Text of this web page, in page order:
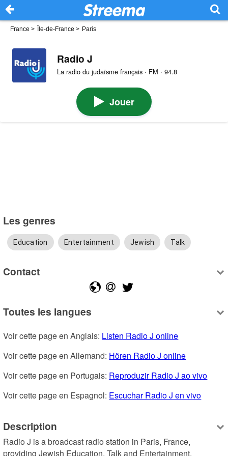
France > Île-de-France > Paris
Radio J
La radio du judaïsme français · FM · 94.8
Jouer
Les genres
Education Entertainment Jewish Talk
Contact
Toutes les langues
Voir cette page en Anglais: Listen Radio J online
Voir cette page en Allemand: Hören Radio J online
Voir cette page en Portugais: Reproduzir Radio J ao vivo
Voir cette page en Espagnol: Escuchar Radio J en vivo
Description
Radio J is a broadcast radio station in Paris, France,
providing Jewish Education, Talk and Entertainment.